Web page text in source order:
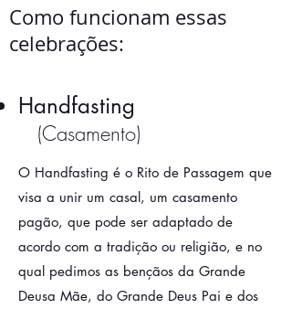
Como funcionam essas
celebrações:
Handfasting
(Casamento)
O Handfasting é o Rito de Passagem que
visa a unir um casal, um casamento
pagão, que pode ser adaptado de
acordo com a tradição ou religião, e no
qual pedimos as bençãos da Grande
Deusa Mãe, do Grande Deus Pai e dos